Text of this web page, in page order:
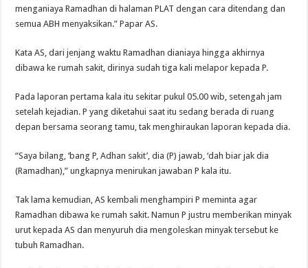
menganiaya Ramadhan di halaman PLAT dengan cara ditendang dan
semua ABH menyaksikan.” Papar AS.
Kata AS, dari jenjang waktu Ramadhan dianiaya hingga akhirnya
dibawa ke rumah sakit, dirinya sudah tiga kali melapor kepada P.
Pada laporan pertama kala itu sekitar pukul 05.00 wib, setengah jam
setelah kejadian. P yang diketahui saat itu sedang berada di ruang
depan bersama seorang tamu, tak menghiraukan laporan kepada dia.
“Saya bilang, ‘bang P, Adhan sakit’, dia (P) jawab, ‘dah biar jak dia
(Ramadhan),” ungkapnya menirukan jawaban P kala itu.
Tak lama kemudian, AS kembali menghampiri P meminta agar
Ramadhan dibawa ke rumah sakit. Namun P justru memberikan minyak
urut kepada AS dan menyuruh dia mengoleskan minyak tersebut ke
tubuh Ramadhan.